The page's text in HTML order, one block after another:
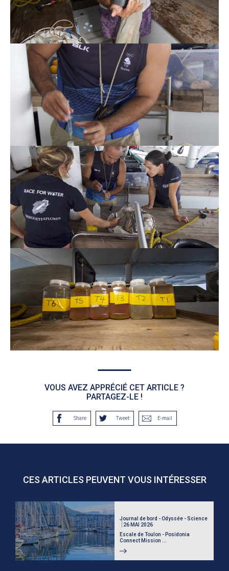
VOUS AVEZ APPRÉCIÉ CET ARTICLE ?
PARTAGEZ-LE !
Share Tweet E-mail
CES ARTICLES PEUVENT VOUS INTÉRESSER
Journal de bord - Odyssée - Science
26 MAI 2026
Escale de Toulon - Posidonia
Connect Mission ...